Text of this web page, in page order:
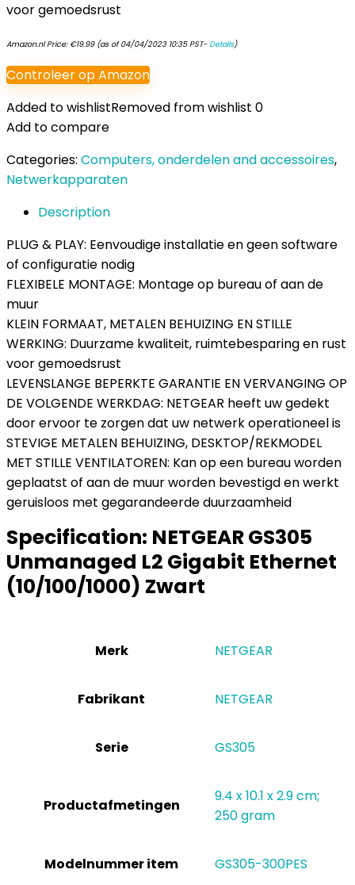
voor gemoedsrust
Amazon.nl Price: €19.99(as of 04/04/2023 10:35 PST-Details)
Controleer op Amazon
Added to wishlistRemoved from wishlist 0
Add to compare
Categories: Computers, onderdelen and accessoires,
Netwerkapparaten
Description
PLUG & PLAY: Eenvoudige installatie en geen software
of configuratie nodig
FLEXIBELE MONTAGE: Montage op bureau of aan de
muur
KLEIN FORMAAT, METALEN BEHUIZING EN STILLE
WERKING: Duurzame kwaliteit, ruimtebesparing en rust
voor gemoedsrust
LEVENSLANGE BEPERKTE GARANTIE EN VERVANGING OP
DE VOLGENDE WERKDAG: NETGEAR heeft uw gedekt
door ervoor te zorgen dat uw netwerk operationeel is
STEVIGE METALEN BEHUIZING, DESKTOP/REKMODEL
MET STILLE VENTILATOREN: Kan op een bureau worden
geplaatst of aan de muur worden bevestigd en werkt
geruisloos met gegarandeerde duurzaamheid
Specification: NETGEAR GS305
Unmanaged L2 Gigabit Ethernet
(10/100/1000) Zwart
Merk ‎NETGEAR
Fabrikant ‎NETGEAR
Serie ‎GS305
Productafmetingen
‎9.4 x 10.1 x 2.9 cm;
250 gram
Modelnummer item ‎GS305-300PES